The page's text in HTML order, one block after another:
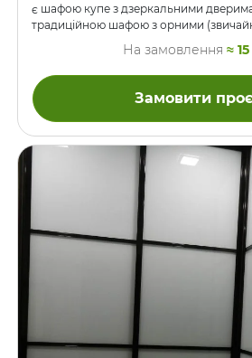
є шафою купе з дзеркальними
традиційною шафою з орними
– Дуб Шамані та В’яз Шляхетний.
На замовлення ≈
Замовити